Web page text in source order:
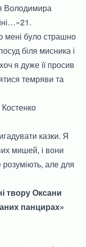
Володимира
мені було страшно
біля мисника і
я дуже її просив
темряви та
казки. Я
мишей, і вони
але для
твору Оксани
панцирах»